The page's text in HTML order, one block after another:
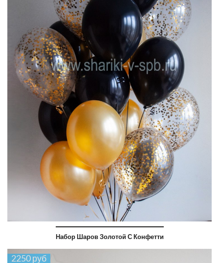
Набор Шаров Золотой С Конфетти
2250 руб